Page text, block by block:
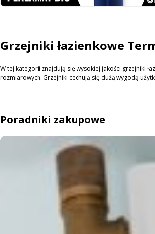
Grzejniki łazienkowe
W tej kategorii znajdują się wysokiej jakości grzejniki
rozmiarowych. Grzejniki cechują się dużą wygodą
Poradniki zakupowe